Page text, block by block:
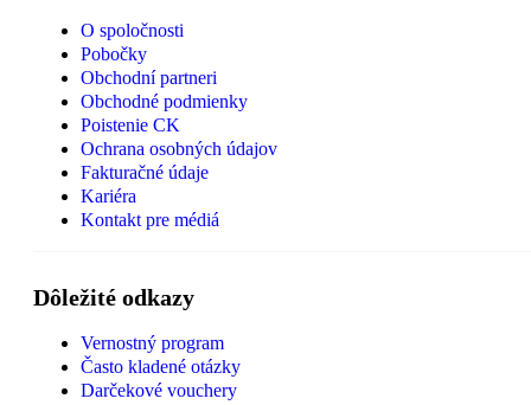
O spoločnosti
Pobočky
Obchodní partneri
Obchodné podmienky
Poistenie CK
Ochrana osobných údajov
Fakturačné údaje
Kariéra
Kontakt pre médiá
Dôležité odkazy
Vernostný program
Často kladené otázky
Darčekové vouchery